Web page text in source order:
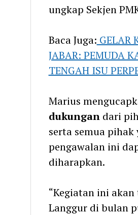
ungkap Sekjen
Baca Juga: GELAR
JABAR: PEMUDA
TENGAH ISU
Marius
dukungandari
serta semua
pengawalan ini
diharapkan.
“Kegiatan ini
Langgur di bulan